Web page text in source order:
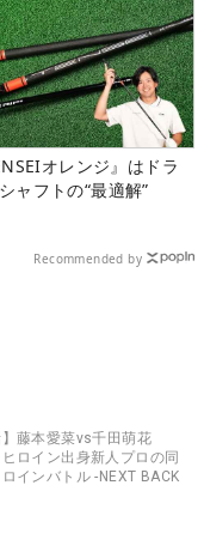
オレンジ』はドラ
ャフトの“最適解”
Recommended by
】藤本愛菜vs千田萌花
ロイン出身新人プロの同
インバトル -NEXT BACK